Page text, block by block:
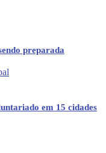
preparada
em 15 cidades